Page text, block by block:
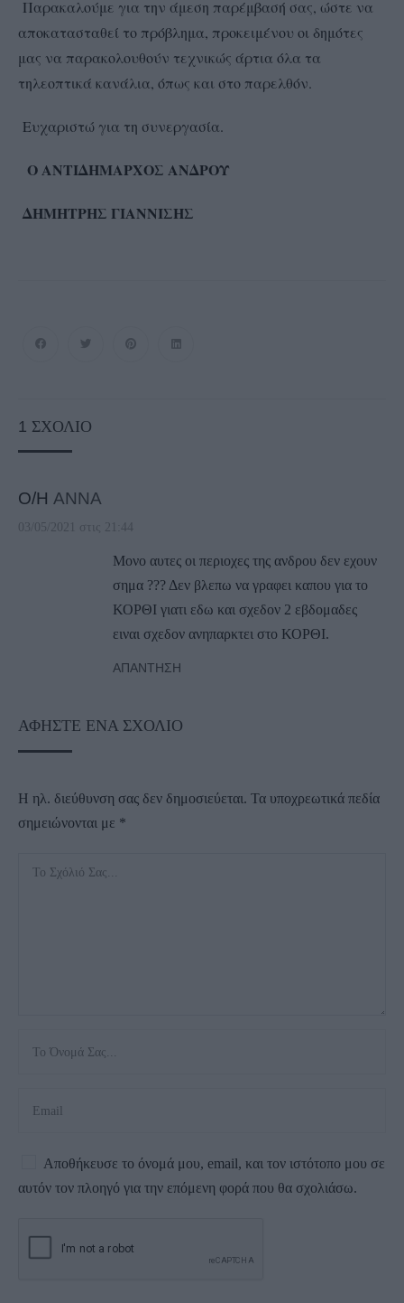
Παρακαλούμε για την άμεση παρέμβασή σας, ώστε να
αποκατασταθεί το πρόβλημα, προκειμένου οι δημότες
μας να παρακολουθούν τεχνικώς άρτια όλα τα
τηλεοπτικά κανάλια, όπως και στο παρελθόν.
Ευχαριστώ για τη συνεργασία.
Ο ΑΝΤΙΔΗΜΑΡΧΟΣ ΑΝΔΡΟΥ
ΔΗΜΗΤΡΗΣ ΓΙΑΝΝΙΣΗΣ
1 ΣΧΌΛΙΟ
Ο/Η ΑΝΝΑ
03/05/2021 στις 21:44
Μονο αυτες οι περιοχες της ανδρου δεν εχουν
σημα ??? Δεν βλεπω να γραφει καπου για το
ΚΟΡΘΙ γιατι εδω και σχεδον 2 εβδομαδες
ειναι σχεδον ανηπαρκτει στο ΚΟΡΘΙ.
ΑΠΆΝΤΗΣΗ
ΑΦΉΣΤΕ ΈΝΑ ΣΧΌΛΙΟ
Η ηλ. διεύθυνση σας δεν δημοσιεύεται. Τα υποχρεωτικά πεδία
σημειώνονται με *
Αποθήκευσε το όνομά μου, email, και τον ιστότοπο μου σε
αυτόν τον πλοηγό για την επόμενη φορά που θα σχολιάσω.